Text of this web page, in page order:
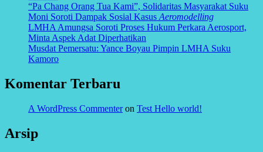
“Pa Chang Orang Tua Kami”, Solidaritas Masyarakat Suku
Moni Soroti Dampak Sosial Kasus Aeromodelling
LMHA Amungsa Soroti Proses Hukum Perkara Aerosport,
Minta Aspek Adat Diperhatikan
Musdat Pemersatu: Yance Boyau Pimpin LMHA Suku
Kamoro
Komentar Terbaru
A WordPress Commenteron Test Hello world!
Arsip